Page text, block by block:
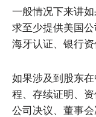
一般情况下来讲
求至少提供美国
海牙认证、银行资
如果涉及到股东
程、存续证明、
公司决议、董事